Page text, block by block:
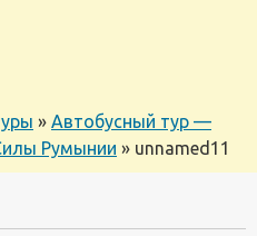
» Автобусный тур —
Румынии » unnamed11